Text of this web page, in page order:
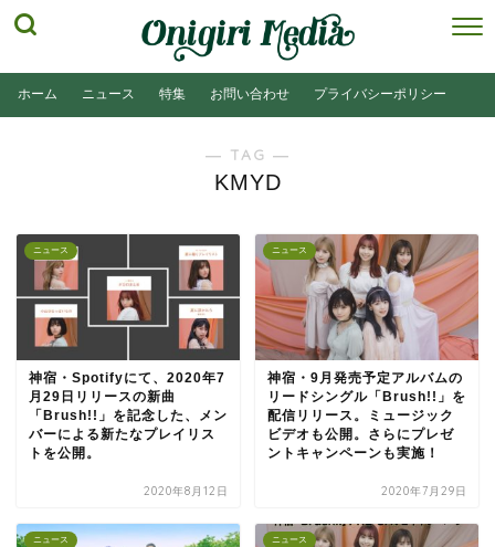
ホーム ニュース 特集 お問い合わせ プライバシーポリシー
― TAG ―
KMYD
ニュース
神宿・Spotifyにて、2020年7
月29日リリースの新曲
「Brush!!」を記念した、メン
バーによる新たなプレイリス
トを公開。
2020年8月12日
ニュース
神宿・9月発売予定アルバムの
リードシングル「Brush!!」を
配信リリース。ミュージック
ビデオも公開。さらにプレゼ
ントキャンペーンも実施！
2020年7月29日
ニュース ニュース